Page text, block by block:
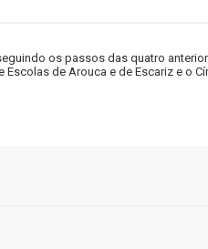
os passos das quatro
Escolas de Arouca e de Escariz e o